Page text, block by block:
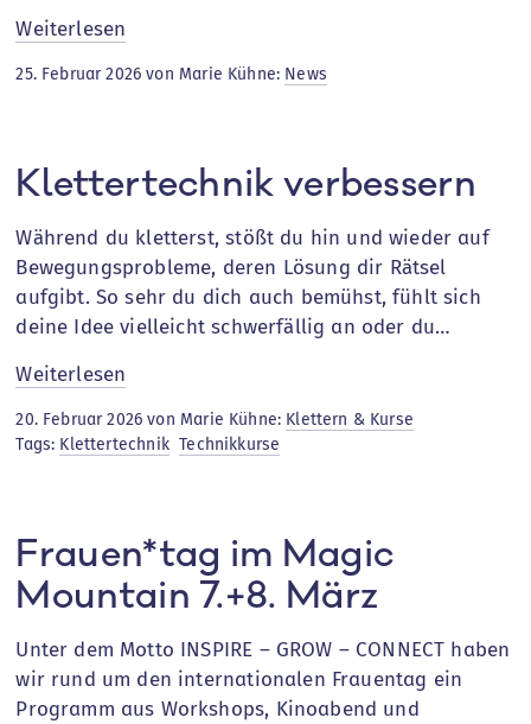
Weiterlesen
THE
25. Februar 2026 von Marie Kühne: News
Klettertechnik verbessern
Während du kletterst, stößt du hin und wieder auf
Bewegungsprobleme, deren Lösung dir Rätsel
aufgibt. So sehr du dich auch bemühst, fühlt sich
deine Idee vielleicht schwerfällig an oder du…
Weiterlesen
verbessern
20. Februar 2026 von Marie Kühne: Klettern & Kurse
Tags: Klettertechnik Technikkurse
Frauen*tag im Magic
Mountain 7.+8. März
Unter dem Motto INSPIRE – GROW – CONNECT haben
wir rund um den internationalen Frauentag ein
Programm aus Workshops, Kinoabend und